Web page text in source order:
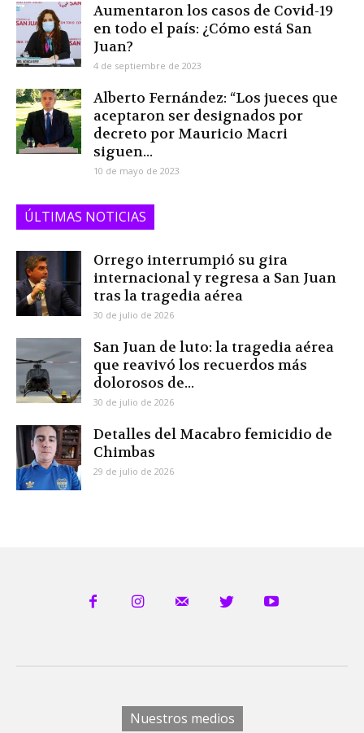
Aumentaron los casos de Covid-19
en todo el país: ¿Cómo está San
Juan?
4 de septiembre de 2023
Alberto Fernández: “Los jueces que
aceptaron ser designados por
decreto por Mauricio Macri
siguen...
10 de mayo de 2023
ÚLTIMAS NOTICIAS
Orrego interrumpió su gira
internacional y regresa a San Juan
tras la tragedia aérea
30 de julio de 2026
San Juan de luto: la tragedia aérea
que reavivó los recuerdos más
dolorosos de...
30 de julio de 2026
Detalles del Macabro femicidio de
Chimbas
29 de julio de 2026
Nuestros medios